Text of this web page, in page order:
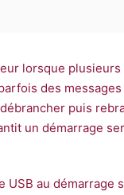
lorsque
des
puis
un démarrage
au démarrage